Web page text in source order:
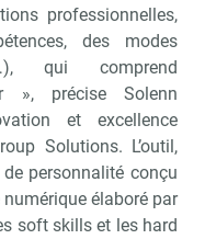
professionnelles,
des modes
qui comprend
», précise Solenn
et excellence
Solutions. L’outil,
personnalité conçu
élaboré par
soft skills et les hard